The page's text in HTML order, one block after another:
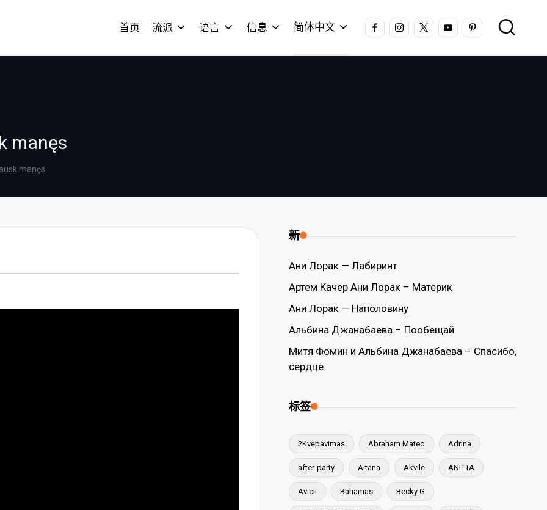
首页 流派 语言 信息 简体中文 FACEBOOKINSTAGRAM
X YOUTUBEPINTEREST
manęs
manęs
新
Ани Лорак — Лабиринт
Артем Качер Ани Лорак – Материк
Ани Лорак — Наполовину
Альбина Джанабаева – Пообещай
Митя Фомин и Альбина Джанабаева – Спасибо,
сердце
标签
2Kvėpavimas Abraham Mateo Adrina
after-party Aitana Akvilė ANITTA
Avicii Bahamas Becky G